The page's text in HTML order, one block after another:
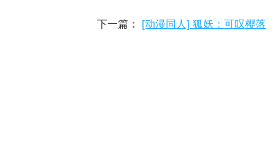
下一篇： [动漫同人] 狐妖：可叹樱落